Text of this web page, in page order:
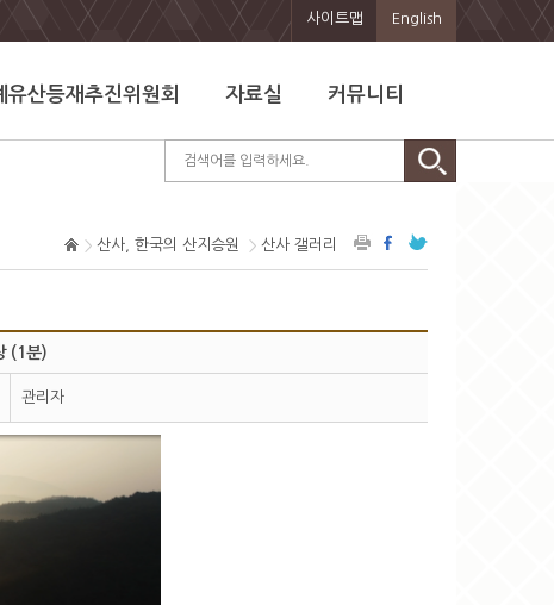
사이트맵 English
유산등재추진위원회 자료실 커뮤니티
산사, 한국의 산지승원 산사 갤러리
(1분)
관리자